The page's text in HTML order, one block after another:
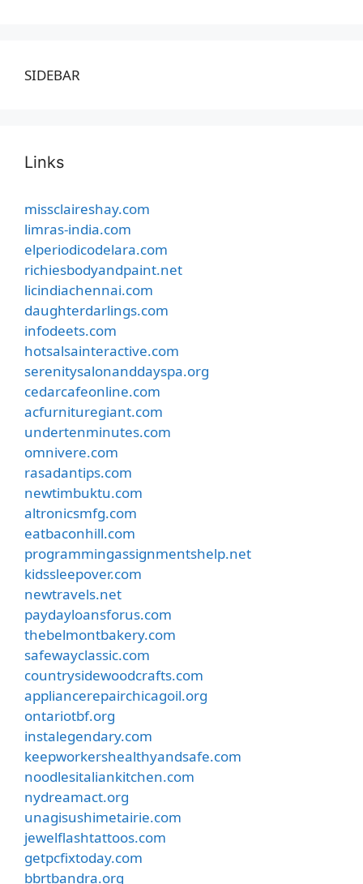
SIDEBAR
Links
missclaireshay.com
limras-india.com
elperiodicodelara.com
richiesbodyandpaint.net
licindiachennai.com
daughterdarlings.com
infodeets.com
hotsalsainteractive.com
serenitysalonanddayspa.org
cedarcafeonline.com
acfurnituregiant.com
undertenminutes.com
omnivere.com
rasadantips.com
newtimbuktu.com
altronicsmfg.com
eatbaconhill.com
programmingassignmentshelp.net
kidssleepover.com
newtravels.net
paydayloansforus.com
thebelmontbakery.com
safewayclassic.com
countrysidewoodcrafts.com
appliancerepairchicagoil.org
ontariotbf.org
instalegendary.com
keepworkershealthyandsafe.com
noodlesitaliankitchen.com
nydreamact.org
unagisushimetairie.com
jewelflashtattoos.com
getpcfixtoday.com
bbrtbandra.org